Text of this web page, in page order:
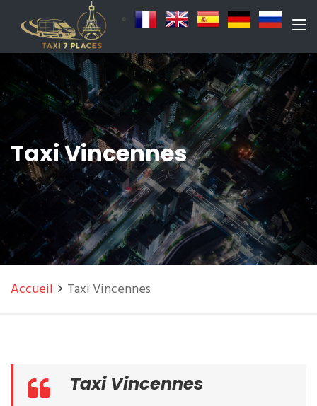
Taxi Vincennes
Accueil Taxi Vincennes
Taxi Vincennes